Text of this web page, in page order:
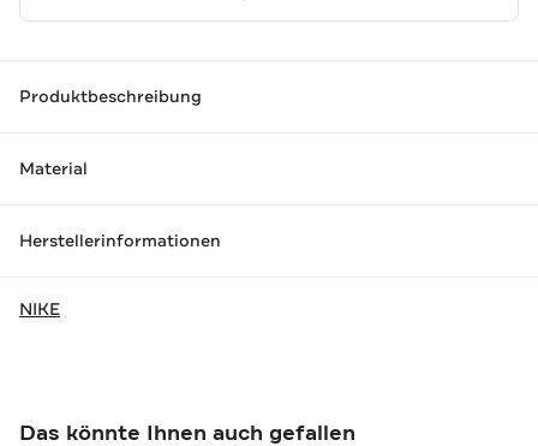
Produktbeschreibung
Material
Herstellerinformationen
NIKE
Das könnte Ihnen auch gefallen